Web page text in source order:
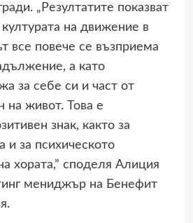
„Резултатите показват
на движение в
все повече се възприема
а като
за себе си и част от
на живот. Това е
знак, както за
и за психическото
хората,” споделя Алиция
мениджър на Бенефит